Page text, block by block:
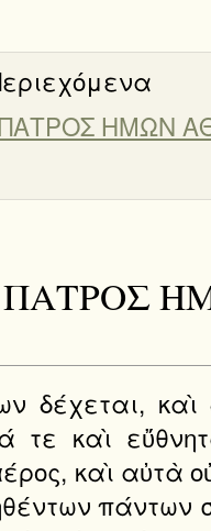
ΠΑΤΡΟΣ ΗΜΩΝ
ΠΑΤΡΟΣ
δέχεται,
καὶ
καὶ